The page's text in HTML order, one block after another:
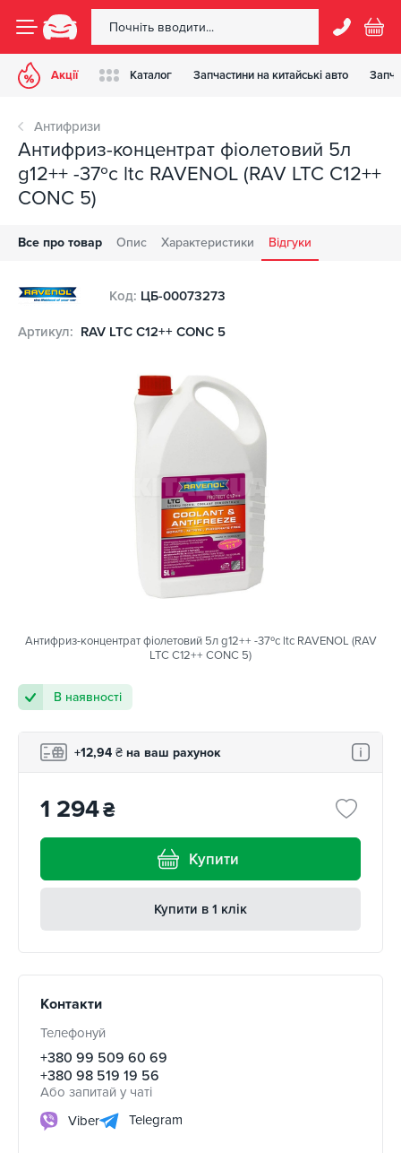
Акції Каталог Запчастини на китайські авто
Антифризи
Антифриз-концентрат фіолетовий 5л
g12++ -37ºс ltc RAVENOL (RAV LTC C12++
CONC 5)
Все про товар Опис Характеристики Відгуки
Код: ЦБ-00073273
Артикул: RAV LTC C12++ CONC 5
Антифриз-концентрат фіолетовий 5л g12++ -37ºс ltc RAVENOL (RAV
LTC C12++ CONC 5)
В наявності
+12,94 ₴ на ваш рахунок
1 294₴
Купити
Купити в 1 клік
Контакти
Телефонуй
+380 99 509 60 69
+380 98 519 19 56
Або запитай у чаті
Viber
Telegram